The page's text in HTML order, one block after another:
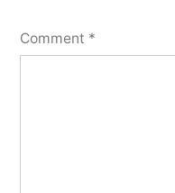
Comment *